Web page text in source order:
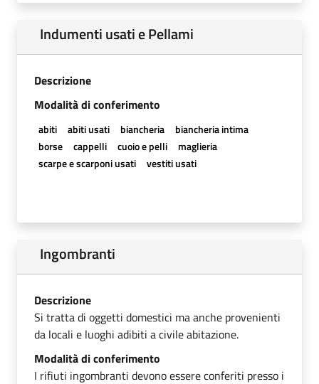
Indumenti usati e Pellami
Descrizione
Modalità di conferimento
abiti abiti usati biancheria
biancheria intima
borse
cappelli cuoio e pelli
maglieria
scarpe e scarponi usati
vestiti usati
Ingombranti
Descrizione
Si tratta di oggetti domestici ma anche provenienti
da locali e luoghi adibiti a civile abitazione.
Modalità di conferimento
I rifiuti ingombranti devono essere conferiti presso i